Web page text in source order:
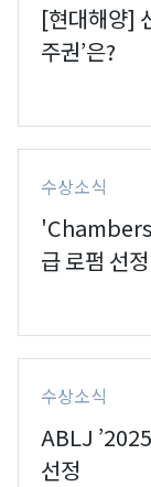
[현대해양]
주권’은?
수상소식
급 로펌 선정
수상소식
ABLJ
선정